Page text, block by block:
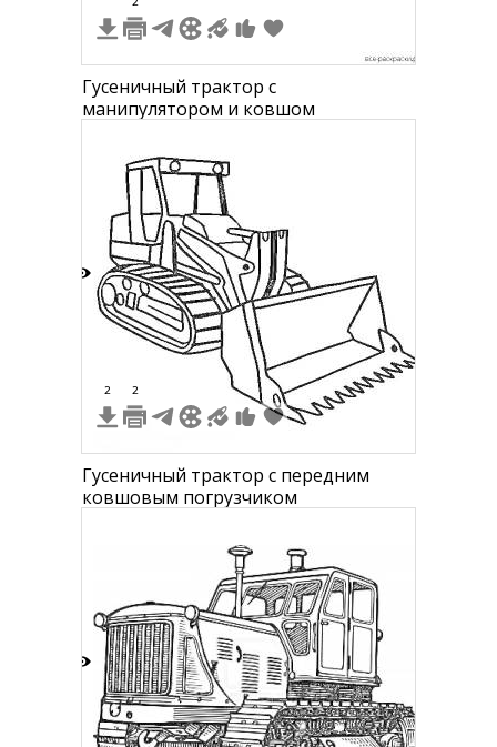
Гусеничный трактор с
манипулятором и ковшом
2 2
Гусеничный трактор с передним
ковшовым погрузчиком